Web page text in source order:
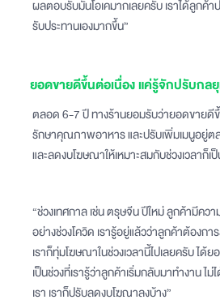
ผลตอบรับมันโอเคมากเลยครับ เราได้ลูกค้
รับประทานเองมากขึ้น”
ยอดขายดีขึ้นต่อเนื่อง แค่รู้จักปรับกล
ตลอด 6-7 ปี ทางร้านยอมรับว่ายอดขายดี
รักษาคุณภาพอาหาร และปรับเพิ่มเมนูอยู่ต
และลดงบโฆษณาให้เหมาะสมกับช่วงเวลาก็
“ช่วงเทศกาล เช่น ตรุษจีน ปีใหม่ ลูกค้ามีคว
อย่างช่วงโควิด เรารู้อยู่แล้วว่าลูกค้าต้องก
เราก็ทุ่มโฆษณาในช่วงเวลานี้ไปเลยครับ ไ
เป็นช่วงที่เรารู้ว่าลูกค้าเริ่มกลับมาทำงาน ไ
เรา เราก็ปรับลดงบโฆณาลงบ้าง”